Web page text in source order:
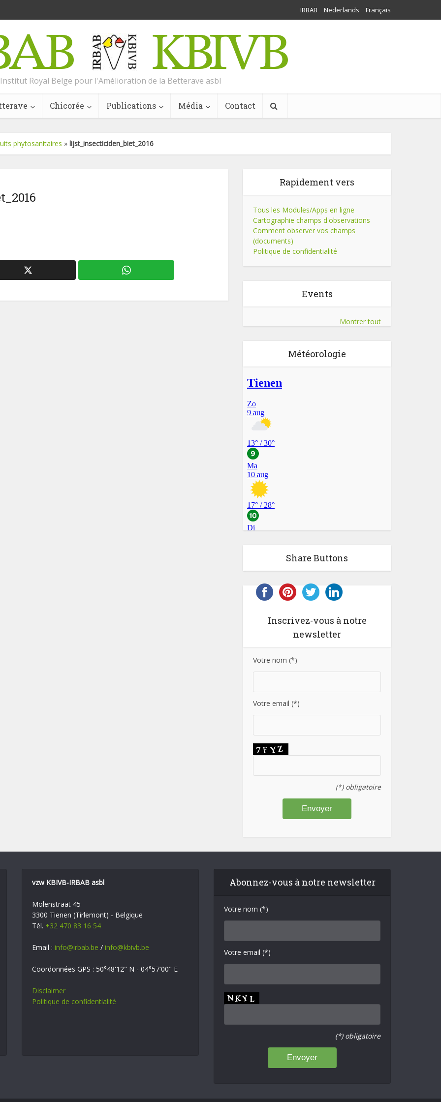
IRBAB Nederlands Français
Institut Royal Belge pour l'Amélioration de la Betterave asbl
Chicorée Publications Média Contact
phytosanitaires » lijst_insecticiden_biet_2016
Rapidement vers
Tous les Modules/Apps en ligne
Cartographie champs d'observations
Comment observer vos champs
(documents)
Politique de confidentialité
Events
Montrer tout
Météorologie
Share Buttons
Inscrivez-vous à notre
newsletter
Votre nom (*)
Votre email (*)
(*) obligatoire
vzw KBIVB-IRBAB asbl
Molenstraat 45
3300 Tienen (Tirlemont) - Belgique
Tél. +32 470 83 16 54
Email : info@irbab.be / info@kbivb.be
Coordonnées GPS : 50°48'12" N - 04°57'00" E
Disclaimer
Politique de confidentialité
Abonnez-vous à notre newsletter
Votre nom (*)
Votre email (*)
(*) obligatoire